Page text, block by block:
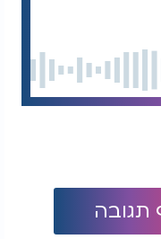
עבור ברק,
כשהוא מספר
את המשמעות
דתית, אלא
ובסופו של דבר,
בתולדות המדינה.
תגובה